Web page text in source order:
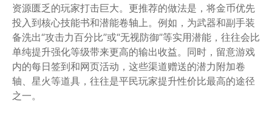
资源匮乏的玩家打击巨大。更推荐的做法是，将金币优先
投入到核心技能书和潜能卷轴上。例如，为武器和副手装
备洗出“攻击力百分比”或“无视防御”等实用潜能，往往会比
单纯提升强化等级带来更高的输出收益。同时，留意游戏
内的每日签到和网页活动，这些渠道赠送的潜力附加卷
轴、星火等道具，往往是平民玩家提升性价比最高的途径
之一。